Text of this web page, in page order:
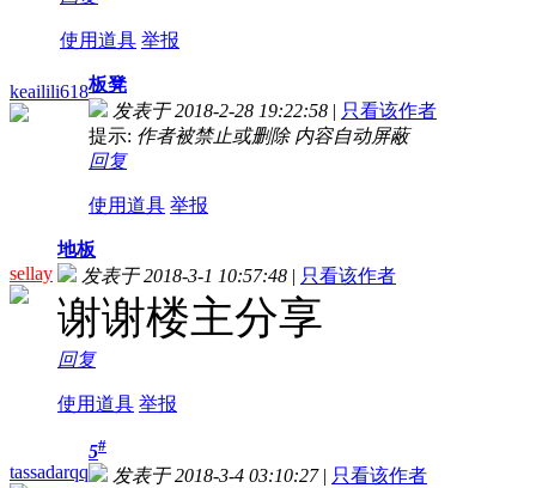
使用道具 举报
keailili618板凳
发表于 2018-2-28 19:22:58 | 只看该作者
提示: 作者被禁止或删除 内容自动屏蔽
回复
使用道具 举报
sellay
地板
发表于 2018-3-1 10:57:48 | 只看该作者
谢谢楼主分享
回复
使用道具 举报
tassadarqq
5#
发表于 2018-3-4 03:10:27 | 只看该作者